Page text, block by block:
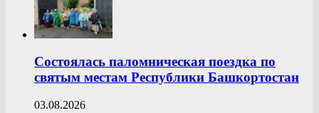
Состоялась паломническая поездка по
святым местам Республики Башкортостан
03.08.2026